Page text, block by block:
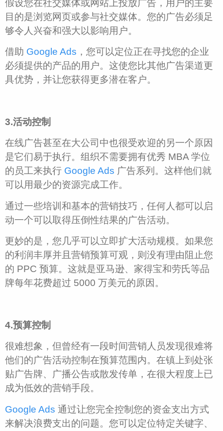
假设您在社交媒体或网站上投放广告，用户的主要
目的是浏览网页或参与社交媒体。您的广告必须足
够令人兴奋和强大以影响用户。
借助 Google Ads ，您可以定位正在寻找您的企业
必须提供的产品的用户。这使您比其他广告渠道更
具优势，并让您获得更多潜在客户。
3.活动控制
在线广告甚至在大公司中也很受欢迎的另一个原因
是它们易于执行。组织不需要拥有优秀 MBA 学位
的员工来执行 Google Ads 广告系列。这样他们就
可以用最少的资源完成工作。
通过一些培训和基本的营销技巧，任何人都可以启
动一个可以取得压倒性结果的广告活动。
更妙的是，您几乎可以立即扩大活动规模。如果您
的利润丰厚并且营销预算可观，则没有理由阻止您
的 PPC 预算。这就是亚马逊、家得宝和劳氏等品
牌每年花费超过 5000 万美元的原因。
4.预算控制
很难想象，但曾经有一段时间营销人员发现很难将
他们的广告活动控制在预算范围内。在镇上到处张
贴广告牌、广播公告或散发传单，在很大程度上已
成为低效的营销手段。
Google Ads 通过让您完全控制您的资金支出方式
来解决浪费支出的问题。您可以定位特定关键字、